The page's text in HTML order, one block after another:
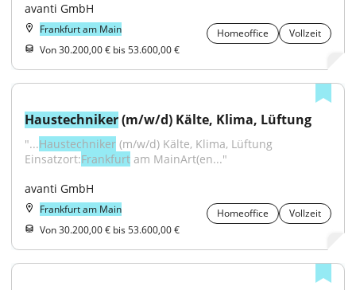
avanti GmbH
Frankfurt am Main Homeoffice
Vollzeit
Von 30.200,00 € bis 53.600,00 €
Haustechniker (m/w/d) Kälte, Klima, Lüftung
"...Haustechniker (m/w/d) Kälte, Klima, Lüftung
Einsatzort:Frankfurt am MainArt(en..."
avanti GmbH
Frankfurt am Main Homeoffice
Vollzeit
Von 30.200,00 € bis 53.600,00 €